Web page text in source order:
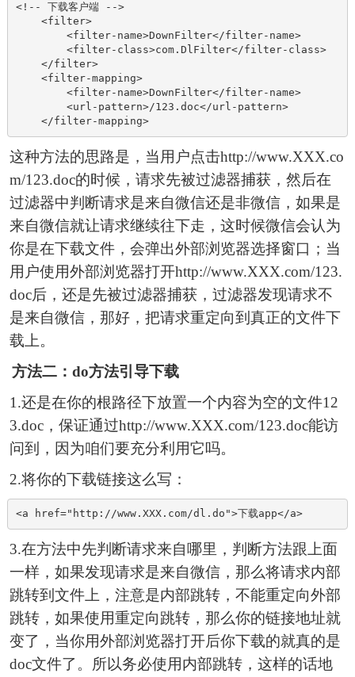
<!-- 下载客户端 -->
<filter>
<filter-name>DownFilter</filter-name>
<filter-class>com.DlFilter</filter-class>
</filter>
<filter-mapping>
<filter-name>DownFilter</filter-name>
<url-pattern>/123.doc</url-pattern>
</filter-mapping>
这种方法的思路是，当用户点击http://www.XXX.co
m/123.doc的时候，请求先被过滤器捕获，然后在
过滤器中判断请求是来自微信还是非微信，如果是
来自微信就让请求继续往下走，这时候微信会认为
你是在下载文件，会弹出外部浏览器选择窗口；当
用户使用外部浏览器打开http://www.XXX.com/123.
doc后，还是先被过滤器捕获，过滤器发现请求不
是来自微信，那好，把请求重定向到真正的文件下
载上。
方法二：do方法引导下载
1.还是在你的根路径下放置一个内容为空的文件12
3.doc，保证通过http://www.XXX.com/123.doc能访
问到，因为咱们要充分利用它吗。
2.将你的下载链接这么写：
<a href="http://www.XXX.com/dl.do">下载app</a>
3.在方法中先判断请求来自哪里，判断方法跟上面
一样，如果发现请求是来自微信，那么将请求内部
跳转到文件上，注意是内部跳转，不能重定向外部
跳转，如果使用重定向跳转，那么你的链接地址就
变了，当你用外部浏览器打开后你下载的就真的是
doc文件了。所以务必使用内部跳转，这样的话地